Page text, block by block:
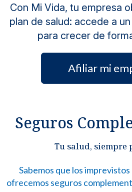
Volver
ADEMÁS, DE:
Electrocardiograma
Consulta con valoración médica.
Desayuno.
Parqueo.
Volver
Afiliate al Plan de Beneficios Mi
disfrutar este beneficio anual.
Volver
Consulta con valoración
Electrocardiograma.
Desayuno.
Parqueo.
Volver
Con Mi Vida, tu empresa
plan de salud: accede a
para crecer de
Afiliar mi
Seguros
Tu salud, siempre
Sabemos que los
ofrecemos seguros